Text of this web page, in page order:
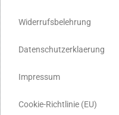
Widerrufsbelehrung
Datenschutzerklaerung
Impressum
Cookie-Richtlinie (EU)